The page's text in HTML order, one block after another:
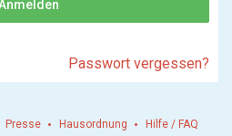
Passwort vergessen?
Presse Hausordnung
Hilfe / FAQ